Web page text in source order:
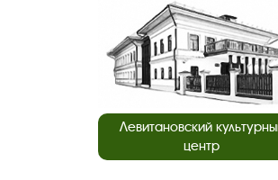
Левитановский
центр